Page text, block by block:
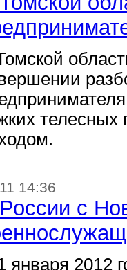
14:36
с
января 2012